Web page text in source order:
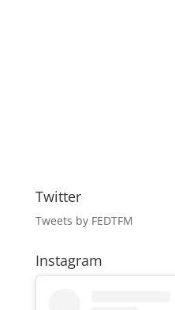
Twitter
Tweets by FEDTFM
Instagram